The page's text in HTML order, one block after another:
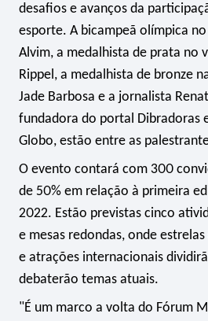
desafios e avanços da
esporte. A bicampeã olímpica
Alvim, a medalhista de prata no
Rippel, a medalhista de bronze
Jade Barbosa e a jornalista
fundadora do portal Dibradoras
Globo, estão entre as
O evento contará com 300
de 50% em relação à primeira
2022. Estão previstas cinco
e mesas redondas, onde
e atrações internacionais
debaterão temas atuais.
"É um marco a volta do Fórum